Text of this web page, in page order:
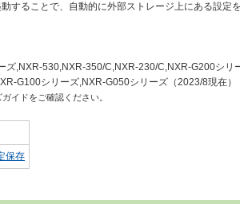
することで、自動的に外部ストレージ上にある設定
ズ,NXR-530,NXR-350/C,NXR-230/C,NXR-G200シリ
G100シリーズ,NXR-G050シリーズ（2023/8現在）
イドをご確認ください。
保存